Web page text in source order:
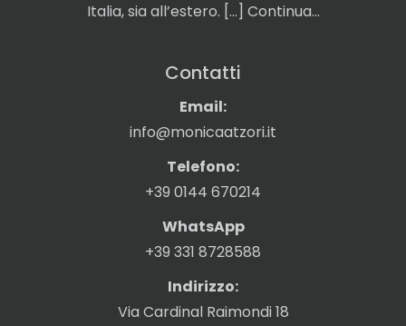
Italia, sia all’estero. […] Continua…
Contatti
Email:
info@monicaatzori.it
Telefono:
+39 0144 670214
WhatsApp
+39 331 8728588
Indirizzo:
Via Cardinal Raimondi 18